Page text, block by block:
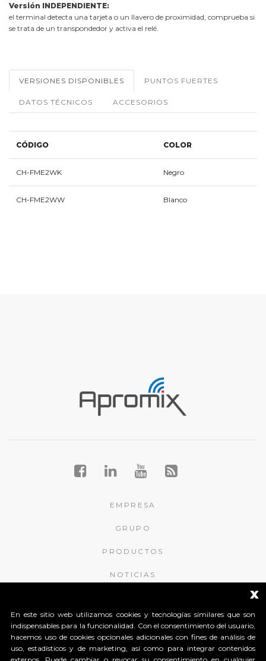
Versión INDEPENDIENTE:
el terminal detecta una tarjeta o un llavero de proximidad, comprueba si
se trata de un transpondedor y activa el relé.
VERSIONES DISPONIBLES PUNTOS FUERTES
DATOS TÉCNICOS ACCESORIOS
CÓDIGO COLOR
CH-FME2WK Negro
CH-FME2WW Blanco
EMPRESA
GRUPO
PRODUCTOS
NOTICIAS
APROMIX RFID S.r.l.
Contrà S. Giorgio, 148
x
En este sitio web utilizamos cookies y tecnologías similares que son
indispensables para la funcionalidad. Con el consentimiento del usuario,
hacemos uso de cookies opcionales adicionales con fines de análisis de
uso, estadísticos y de marketing, así como para integrar contenidos